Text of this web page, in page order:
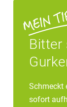
Bitter
Schmeckt
sofort